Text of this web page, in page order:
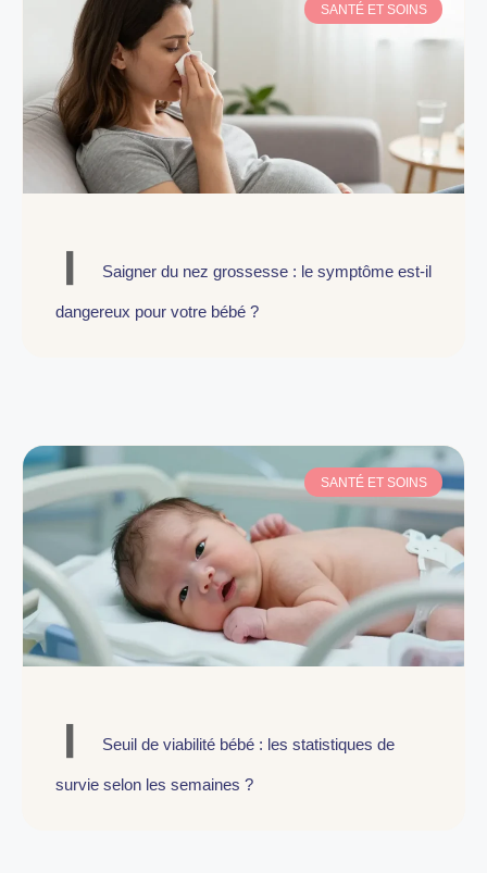
SANTÉ ET SOINS
Saigner du nez grossesse : le symptôme est-il
dangereux pour votre bébé ?
SANTÉ ET SOINS
Seuil de viabilité bébé : les statistiques de
survie selon les semaines ?